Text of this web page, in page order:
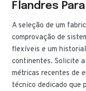
Flandres
A seleção de um
comprovação de
flexíveis e um
continentes. Solicite
métricas recentes de
técnico dedicado que